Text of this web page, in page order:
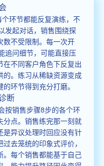
环节都能反复演练，不
发起对话，销售围绕探
数不受限制。每一次开
追问细节，可能直接压
不同客户角色下反复出
的。练习从稀缺资源变成
环节得到充分打磨。
断
按销售步骤8步的各个环
分点。销售练完那一刻就
是异议处理时回应没有针
去笼统的印象式评价，
。每个销售都能基于自己